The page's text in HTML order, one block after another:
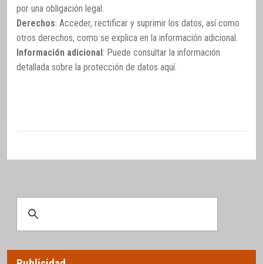
por una obligación legal.
Derechos: Acceder, rectificar y suprimir los datos, así como
otros derechos, como se explica en la información adicional.
Información adicional: Puede consultar la información
detallada sobre la protección de datos aquí.